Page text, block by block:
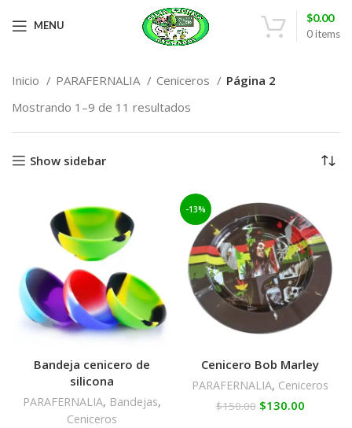
MENU
0items
$0.00
Inicio PARAFERNALIA Ceniceros
Página 2
Mostrando 1–9 de 11 resultados
Show sidebar
Bandeja cenicero de
silicona
PARAFERNALIA, Bandejas,
Ceniceros
-13%
Cenicero Bob Marley
PARAFERNALIA, Ceniceros
$150.00 $130.00